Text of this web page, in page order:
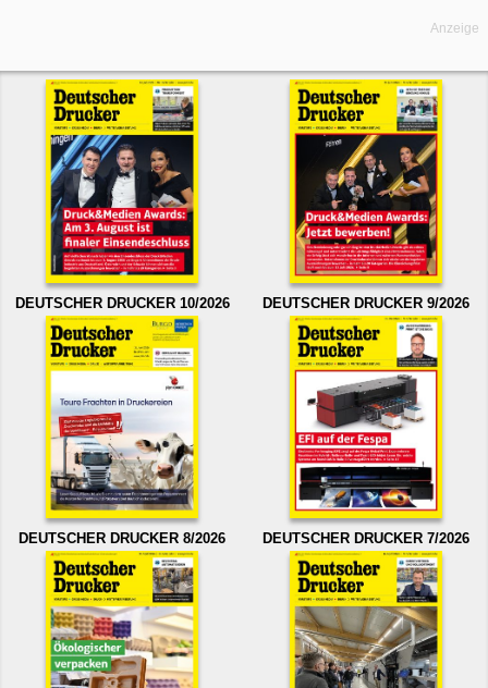
Anzeige
DEUTSCHER DRUCKER 10/2026 DEUTSCHER DRUCKER 9/2026
DEUTSCHER DRUCKER 8/2026 DEUTSCHER DRUCKER 7/2026